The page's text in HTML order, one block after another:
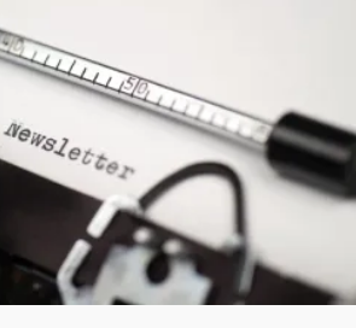
Verpackungsindustrie Elektro- und
Auskleidungstechnik Papierindustrie
Anwendungsbeispiele
Flaschenstern Mitnehmer
Förderelemente